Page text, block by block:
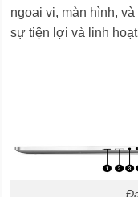
ngoại vi, màn hình,
sự tiện lợi và linh